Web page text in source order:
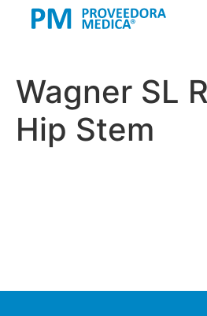
Wagner SL
Hip Stem